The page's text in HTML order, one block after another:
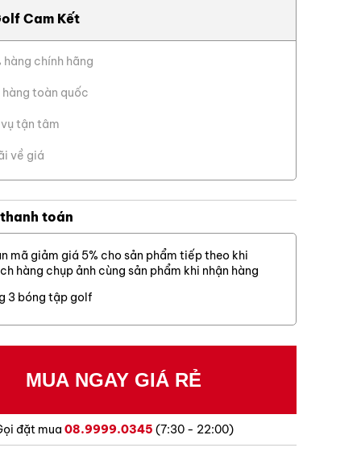
Cỏ nhân tạo
Cam Kết
hàng chính hãng
hàng toàn quốc
tận tâm
về giá
toán
mã giảm giá 5% cho sản phẩm tiếp theo khi
hàng chụp ảnh cùng sản phẩm khi nhận hàng
3 bóng tập golf
đặt mua 08.9999.0345 (7:30 - 22:00)
không có gậy
iron thế hệ
đây. Thế
Và sự ra
thì
hẹn sẽ thu
biệt, mang lại
hơn, thường
suốt quá
gậy ghi điểm.”
về draw